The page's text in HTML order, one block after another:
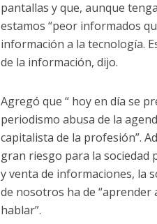
t
i
m
i
n
t
pantallas y que, aunque
estamos “peor informados
información a la tecnología.
de la información, dijo.
Agregó que “ hoy en día se
periodismo abusa de la
capitalista de la profesión”.
gran riesgo para la sociedad
y venta de informaciones, la
de nosotros ha de
hablar”.